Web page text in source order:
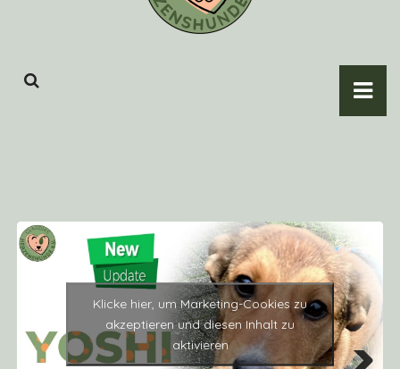
Klicke hier, um Marketing-Cookies zu
akzeptieren und diesen Inhalt zu
aktivieren